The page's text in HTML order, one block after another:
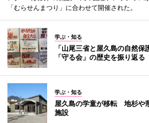
「むらせんまつり」に合わせて開催された。
学ぶ・知る
「山尾三省と屋久島の自然
「守る会」の歴史を振り返る
学ぶ・知る
屋久島の学童が移転 地杉や
施設